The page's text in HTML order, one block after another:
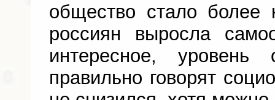
общество стало более
россиян выросла
интересное,
правильно говорят